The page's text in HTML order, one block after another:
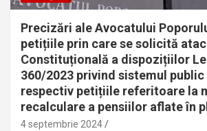
Precizări ale Avocatului
petițiile prin care se solicită
Constituțională a dispozițiilor
360/2023 privind sistemul public
respectiv petițiile referitoare la
recalculare a pensiilor aflate în
4 septembrie 2024